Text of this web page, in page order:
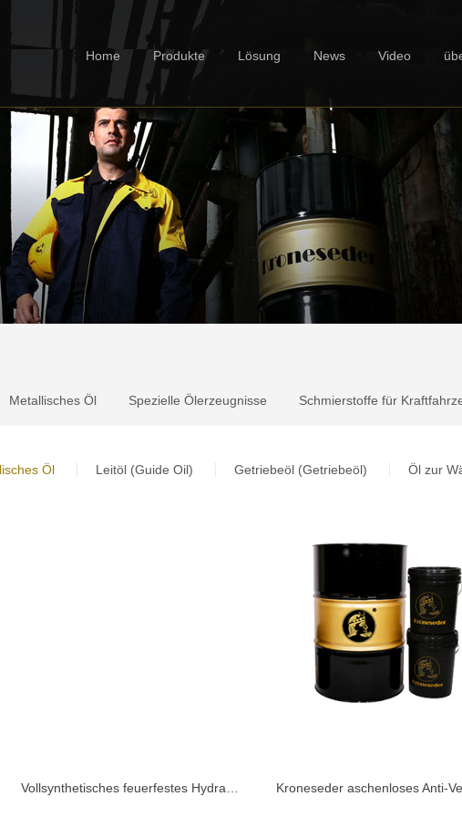
Home Produkte Lösung News Video
Metallisches Öl Spezielle Ölerzeugnisse Schmierstoffe für
Öl Leitöl (Guide Oil) Getriebeöl (Getriebeöl) Öl zur